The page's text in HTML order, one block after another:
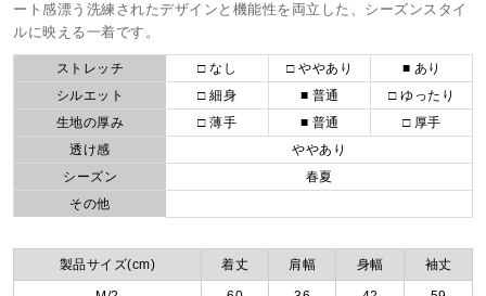
ート感漂う洗練されたデザインと機能性を両立した、シーズンスタイ
ルに映える一着です。
ストレッチ □ なし □ ややあり
■ あり
シルエット
□ 細身 ■ 普通
□ ゆったり
生地の厚み
□ 薄手 ■ 普通
□ 厚手
透け感
ややあり
シーズン
春夏
その他
製品サイズ(cm) 着丈 肩幅 身幅 袖丈